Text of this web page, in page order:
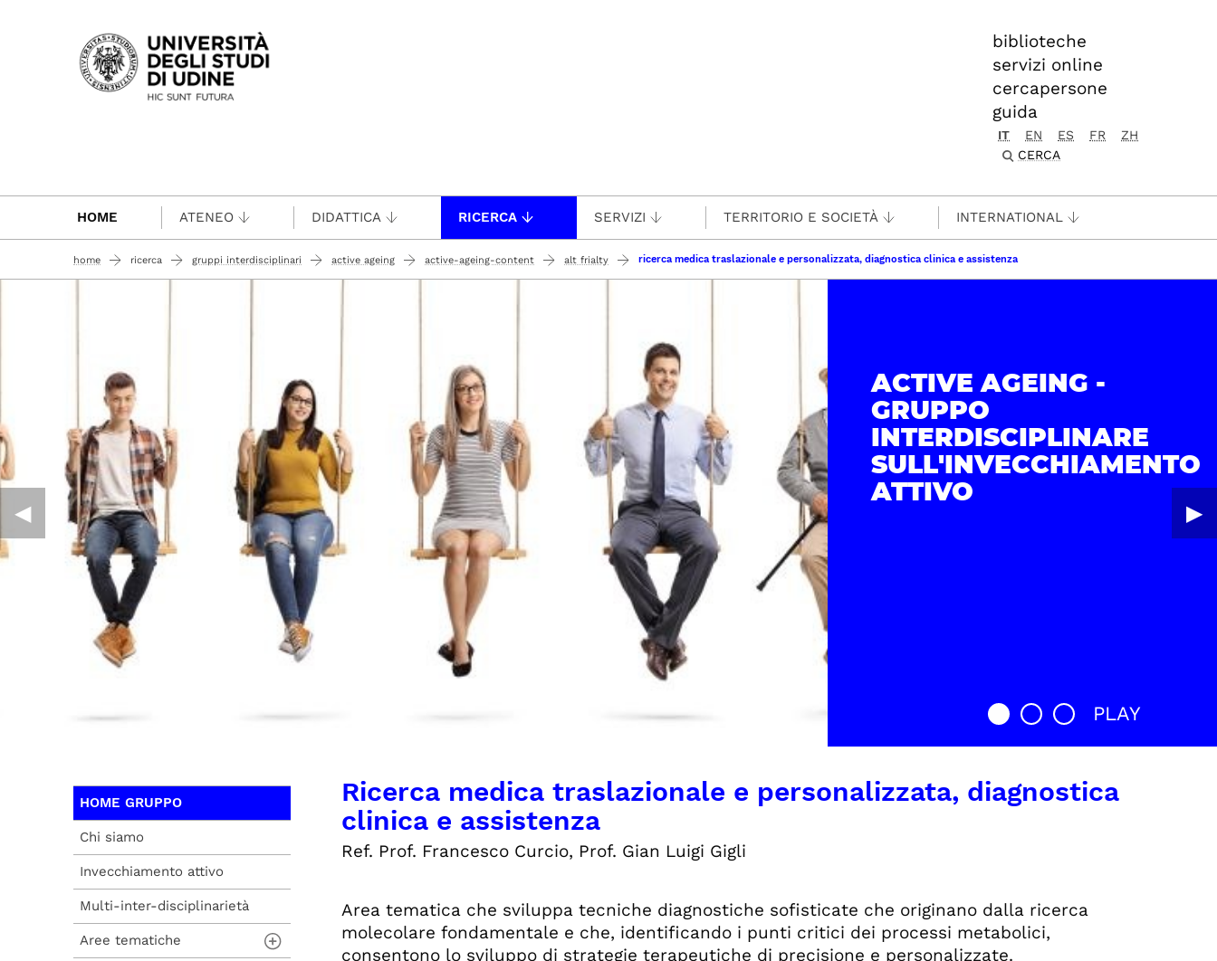
Passa al contenuto principale
biblioteche
servizi online
cercapersone
guida
IT EN ES FR
ZH
CERCA
HOME ATENEO DIDATTICA RICERCA SERVIZI TERRITORIO E SOCIETÀ INTERNATIONAL
home ricerca gruppi interdisciplinari active ageing active-ageing-content alt frialty ricerca medica traslazionale e personalizzata, diagnostica clinica e assistenza
ACTIVE AGEING -
GRUPPO
INTERDISCIPLINARE
SULL'INVECCHIAMENTO
ATTIVO
◀︎ ▶︎
PLAY
Ricerca medica traslazionale e personalizzata, diagnostica
clinica e assistenza
Ref. Prof. Francesco Curcio, Prof. Gian Luigi Gigli
Area tematica che sviluppa tecniche diagnostiche sofisticate che originano dalla ricerca
molecolare fondamentale e che, identificando i punti critici dei processi metabolici,
consentono lo sviluppo di strategie terapeutiche di precisione e personalizzate.
HOME GRUPPO
Chi siamo
Invecchiamento attivo
Multi-inter-disciplinarietà
Aree tematiche